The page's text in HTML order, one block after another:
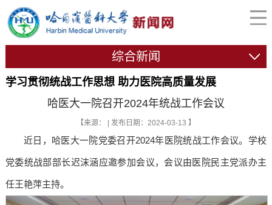
综合新闻
学习贯彻统战工作思想 助力医院高质量发展
哈医大一院召开2024年统战工作会议
【来源： | 发布日期：2024-03-13 】
近日，哈医大一院党委召开2024年医院统战工作会议。学校
党委统战部部长迟沫涵应邀参加会议，会议由医院民主党派办主
任王艳萍主持。